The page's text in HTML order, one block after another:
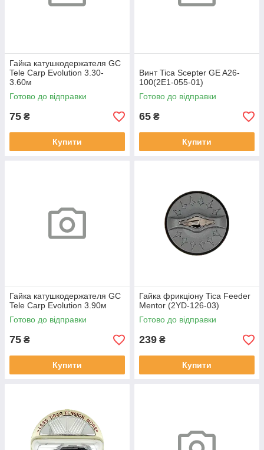
Гайка катушкодержателя GC
Tele Carp Evolution 3.30-
3.60м
Готово до відправки
75 ₴
Купити
Винт Tica Scepter GE A26-
100(2E1-055-01)
Готово до відправки
65 ₴
Купити
Гайка катушкодержателя GC
Tele Carp Evolution 3.90м
Готово до відправки
75 ₴
Купити
Гайка фрикціону Tica Feeder
Mentor (2YD-126-03)
Готово до відправки
239 ₴
Купити